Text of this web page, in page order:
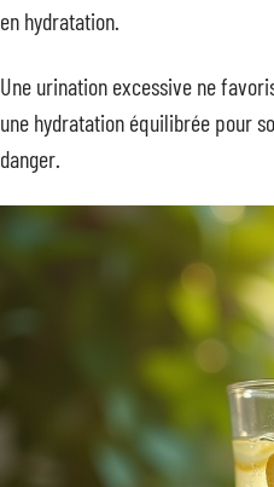
en hydratation.
Une urination excessive ne
une hydratation équilibrée pour
danger.